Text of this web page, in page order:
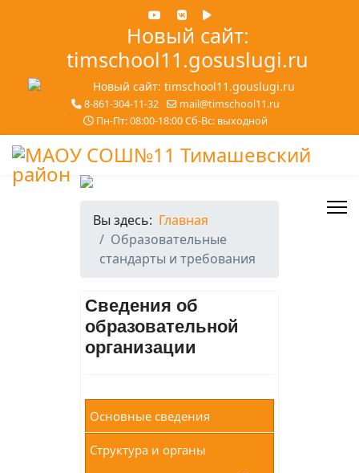
Новый сайт:
timschool11.gosuslugi.ru
8-861-304-11-32
mail@timschool11.ru
Пн-Пт: 08:00-18:00 Сб-Вс: выходной
Вы здесь: Главная
Образовательные
стандарты и требования
Сведения об
образовательной
организации
Основные сведения
Структура и органы